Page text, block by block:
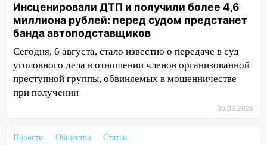
13:20 В Ульяновске за один день
обокрали женщину на пляже и
подростка в сквере
13:01
В Димитровграде мужчина
выбросил из машины страйкбольную
гранату: его задержали
и шквал до 27 м/с
Инсценировали ДТП и получили более 4,6
миллиона рублей: перед судом предстанет
банда автоподставщиков
Сегодня, 6 августа, стало известно о передаче в суд
уголовного дела в отношении членов организованной
преступной группы, обвиняемых в мошенничестве
при получении
06.08.2026
Новости Общество
Статьи